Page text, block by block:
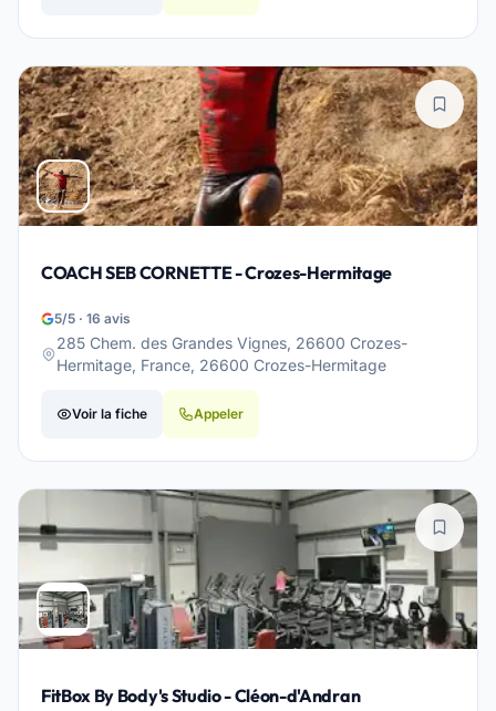
COACH SEB CORNETTE - Crozes-Hermitage
5/5 · 16 avis
285 Chem. des Grandes Vignes, 26600 Crozes-
Hermitage, France, 26600 Crozes-Hermitage
Voir la fiche Appeler
FitBox By Body's Studio - Cléon-d'Andran